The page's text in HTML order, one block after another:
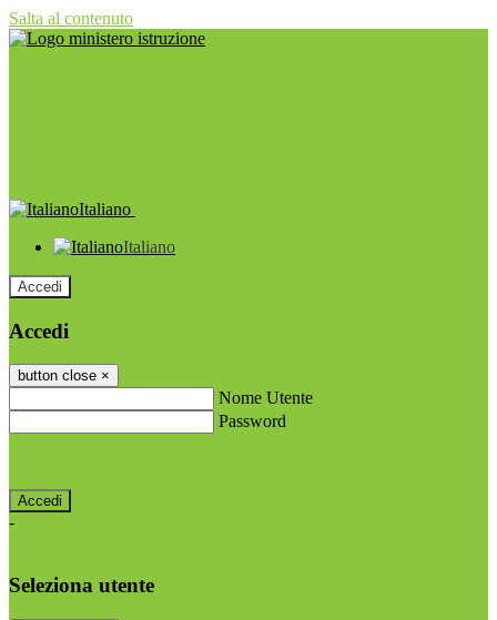
Salta al contenuto
Italiano
Italiano
Accedi
Accedi
button close ×
Nome Utente
Password
-
Seleziona utente